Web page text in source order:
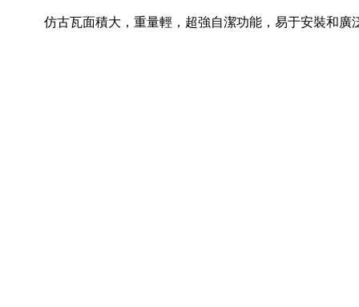
仿古瓦面積大，重量輕，超強自潔功能，易于安裝和